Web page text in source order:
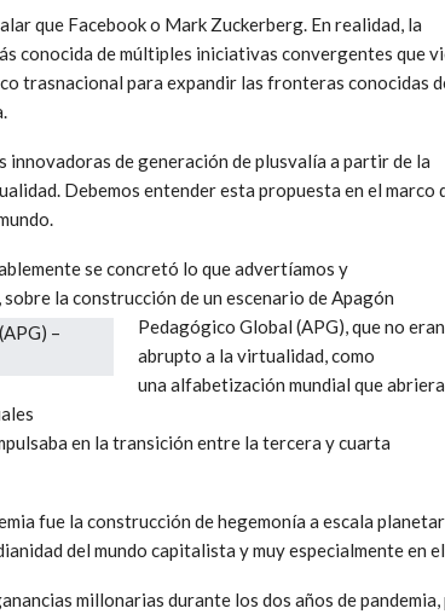
que Facebook o Mark Zuckerberg. En realidad, la
conocida de múltiples iniciativas convergentes que
trasnacional para expandir las fronteras conocidas
innovadoras de generación de plusvalía a partir de la
Debemos entender esta propuesta en el marco
se concretó lo que advertíamos y
la construcción de un escenario de Apagón
Pedagógico Global (APG), que no
abrupto a la virtualidad, como
una alfabetización mundial que
en la transición entre la tercera y cuarta
fue la construcción de hegemonía a escala
del mundo capitalista y muy especialmente en
millonarias durante los dos años de pandemia,